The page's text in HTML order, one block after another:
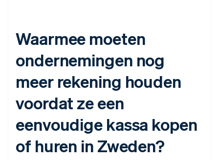
Waarmee moeten
ondernemingen nog
meer rekening houden
voordat ze een
eenvoudige kassa kopen
of huren in Zweden?